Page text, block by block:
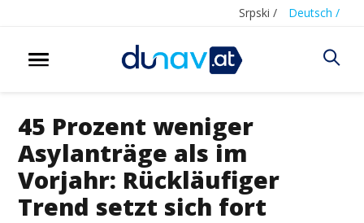
Srpski / Deutsch /
45 Prozent weniger
Asylanträge als im
Vorjahr: Rückläufiger
Trend setzt sich fort